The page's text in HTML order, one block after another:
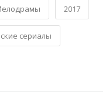
2017
сериалы